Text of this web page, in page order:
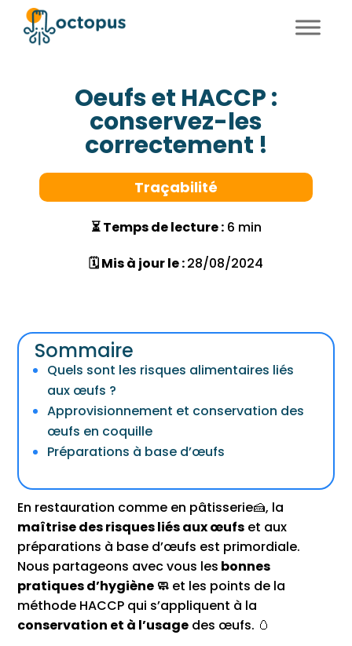
Oeufs et HACCP :
conservez-les
correctement !
Traçabilité
⏳ Temps de lecture :6 min
🗓 Mis à jour le :28/08/2024
Sommaire
Quels sont les risques alimentaires liés
aux œufs ?
Approvisionnement et conservation des
œufs en coquille
Préparations à base d’œufs
En restauration comme en pâtisserie🍰, la
maîtrise des risques liés aux œufs et aux
préparations à base d’œufs est primordiale.
Nous partageons avec vous les bonnes
pratiques d’hygiène 🧼️ et les points de la
méthode HACCP qui s’appliquent à la
conservation et à l’usage des œufs. 🥚